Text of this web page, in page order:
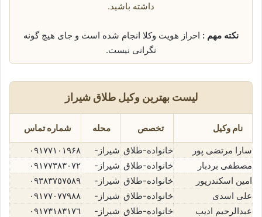
داشته باشید.
نکته مهم : احراز هویت وکلا انجام شده است و جای هیچ گونه
نگرانی نیست.
لیست بهترین وکیل طلاق شیراز
نام وکیل تخصص محله
شماره تماس
سارا مرتضی پور
خانواده-طلاق شیراز-
۰۹۱۷۷۱۰۱۹۶۸
مصطفی بردبار
خانواده-طلاق شیراز-
٠٩١٧٧٣٨٣٠٧٢
امین اسکندرپور
خانواده-طلاق شیراز-
٠٩٣٨٣٧٥٧٥٨٩
علی اسدی
خانواده-طلاق شیراز-
٠٩١٧٧٠٧٧٩٨٨
عبدالرحیم ادیب
خانواده-طلاق شیراز-
٠٩١٧٣١٨٣١٧٦